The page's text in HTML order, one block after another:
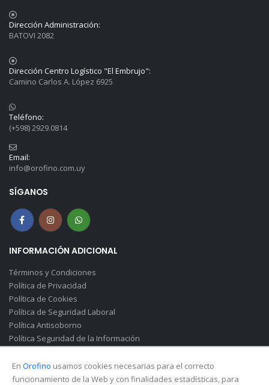
Dirección Administración:
BATOVI 2082
Dirección Centro Logístico "El Embrujo":
Camino Carlos A. López 6925
Teléfono:
(+598) 2929.0814
Email:
info@orofino.com.uy
SÍGANOS
INFORMACIÓN ADICIONAL
Términos y Condiciones
Política de Privacidad
Política de Cookies
Política de Seguridad Laboral
Política Antisoborno
Política Seguridad de la Información
En Orofino usamos cookies necesarias para el correcto
funcionamiento de la Web y con finalidades estadísticas, para